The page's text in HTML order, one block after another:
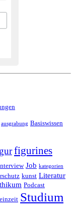
ausgrabung Basiswissen
figurines
Job kategorien
kunst Literatur
Podcast
Studium